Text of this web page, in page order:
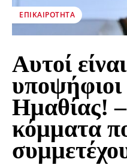
ΕΠΙΚΑΙΡΌΤΗΤΑ
Αυτοί
Ημαθίας!
κόμματα